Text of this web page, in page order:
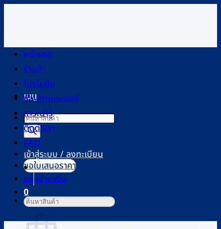
เนื้อหา
เมนู
Products
search
เข้าสู่ระบบ / ลงทะเบียน
0
ตะกร้าสินค้า
หน้าแรก
ร้านค้า
โปรโมชัน
ช้อปตามแบรนด์
สาระน่ารู้
ติดต่อเรา
FAQ
ขอใบเสนอราคา
แจ้งชำระเงิน
ค้นหา: